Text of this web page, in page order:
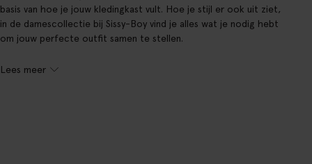
basis van hoe je jouw kledingkast vult. Hoe je stijl er ook uit ziet,
in de damescollectie bij Sissy-Boy vind je alles wat je nodig hebt
om jouw perfecte outfit samen te stellen.
Lees meer